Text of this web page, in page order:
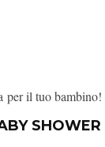
per il tuo bambino!